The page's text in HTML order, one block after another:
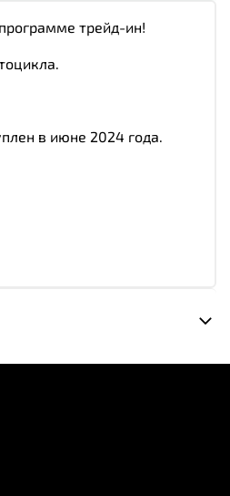
трейд-ин!
в июне 2024 года.